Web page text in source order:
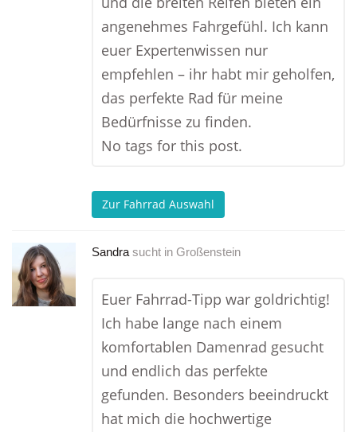
angenehmes Fahrgefühl. Ich kann
euer Expertenwissen nur
empfehlen – ihr habt mir geholfen,
das perfekte Rad für meine
Bedürfnisse zu finden.
No tags for this post.
Zur Fahrrad Auswahl
Sandra sucht in Großenstein
Euer Fahrrad-Tipp war goldrichtig!
Ich habe lange nach einem
komfortablen Damenrad gesucht
und endlich das perfekte
gefunden. Besonders beeindruckt
hat mich die hochwertige